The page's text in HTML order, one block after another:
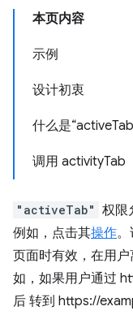
本页内容
示例
设计初衷
什么是
调用 activityTab
"activeTab" 权限
例如，点击其操作
页面时有效，在用
如，如果用户通过
后 转到 https://